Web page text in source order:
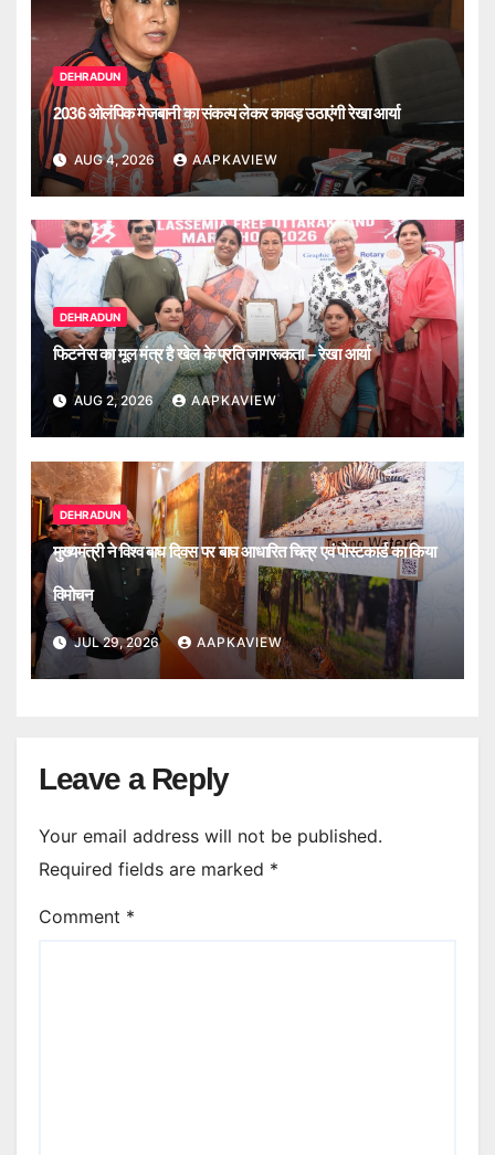
DEHRADUN
2036 ओलंपिक मेजबानी का संकल्प लेकर कावड़ उठाएंगी रेखा आर्या
AUG 4, 2026 AAPKAVIEW
DEHRADUN
फिटनेस का मूल मंत्र है खेल के प्रति जागरूकता – रेखा आर्या
AUG 2, 2026 AAPKAVIEW
DEHRADUN
मुख्यमंत्री ने विश्व बाघ दिवस पर बाघ आधारित चित्र एवं पोस्टकार्ड का किया
विमोचन
JUL 29, 2026 AAPKAVIEW
Leave a Reply
Your email address will not be published.
Required fields are marked *
Comment *